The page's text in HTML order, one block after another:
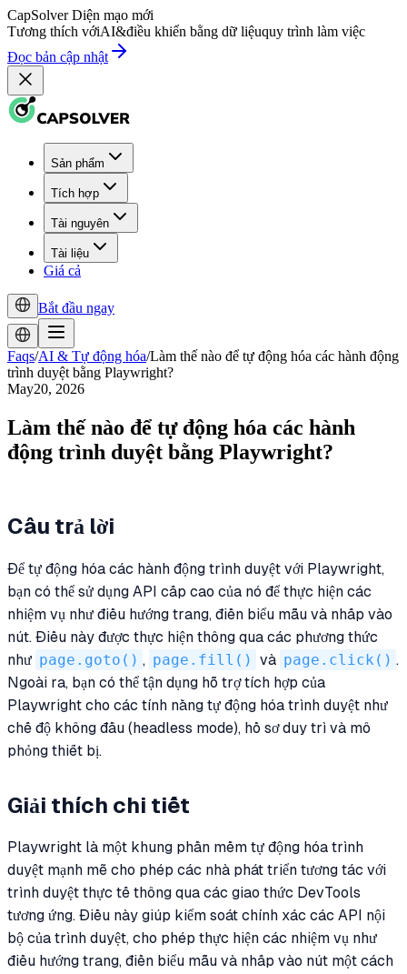
CapSolver Diện mạo mới
Tương thích vớiAI&điều khiển bằng dữ liệuquy trình làm việc
Đọc bản cập nhật
Sản phẩm
Tích hợp
Tài nguyên
Tài liệu
Giá cả
Bắt đầu ngay
Faqs/AI & Tự động hóa/Làm thế nào để tự động hóa các hành động
trình duyệt bằng Playwright?
May20, 2026
Làm thế nào để tự động hóa các hành
động trình duyệt bằng Playwright?
Câu trả lời
Để tự động hóa các hành động trình duyệt với Playwright,
bạn có thể sử dụng API cấp cao của nó để thực hiện các
nhiệm vụ như điều hướng trang, điền biểu mẫu và nhấp vào
nút. Điều này được thực hiện thông qua các phương thức
như page.goto() , page.fill() và page.click() .
Ngoài ra, bạn có thể tận dụng hỗ trợ tích hợp của
Playwright cho các tính năng tự động hóa trình duyệt như
chế độ không đầu (headless mode), hồ sơ duy trì và mô
phỏng thiết bị.
Giải thích chi tiết
Playwright là một khung phần mềm tự động hóa trình
duyệt mạnh mẽ cho phép các nhà phát triển tương tác với
trình duyệt thực tế thông qua các giao thức DevTools
tương ứng. Điều này giúp kiểm soát chính xác các API nội
bộ của trình duyệt, cho phép thực hiện các nhiệm vụ như
điều hướng trang, điền biểu mẫu và nhấp vào nút một cách